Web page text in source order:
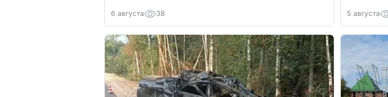
6 августа 38 5 августа